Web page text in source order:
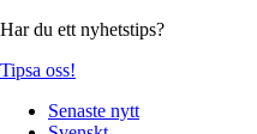
Har du ett nyhetstips?
Tipsa oss!
Senaste nytt